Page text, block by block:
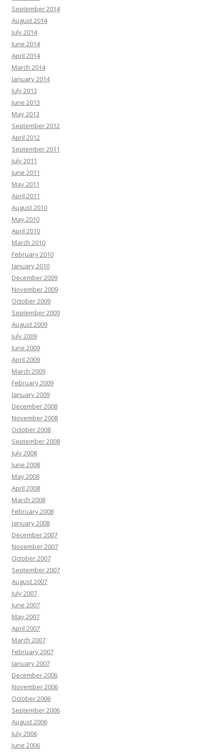
September 2014
August 2014
July 2014
June 2014
April 2014
March 2014
January 2014
July 2013
June 2013
May 2013
September 2012
April 2012
September 2011
July 2011
June 2011
May 2011
April 2011
August 2010
May 2010
April 2010
March 2010
February 2010
January 2010
December 2009
November 2009
October 2009
September 2009
August 2009
July 2009
June 2009
April 2009
March 2009
February 2009
January 2009
December 2008
November 2008
October 2008
September 2008
July 2008
June 2008
May 2008
April 2008
March 2008
February 2008
January 2008
December 2007
November 2007
October 2007
September 2007
August 2007
July 2007
June 2007
May 2007
April 2007
March 2007
February 2007
January 2007
December 2006
November 2006
October 2006
September 2006
August 2006
July 2006
June 2006